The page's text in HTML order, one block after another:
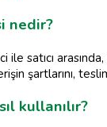
nedir?
satıcı
şartlarını,
kullanılır?